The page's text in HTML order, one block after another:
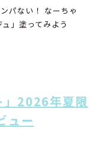
パない！ なーちゃ
」塗ってみよう
」2026年夏限
ュー